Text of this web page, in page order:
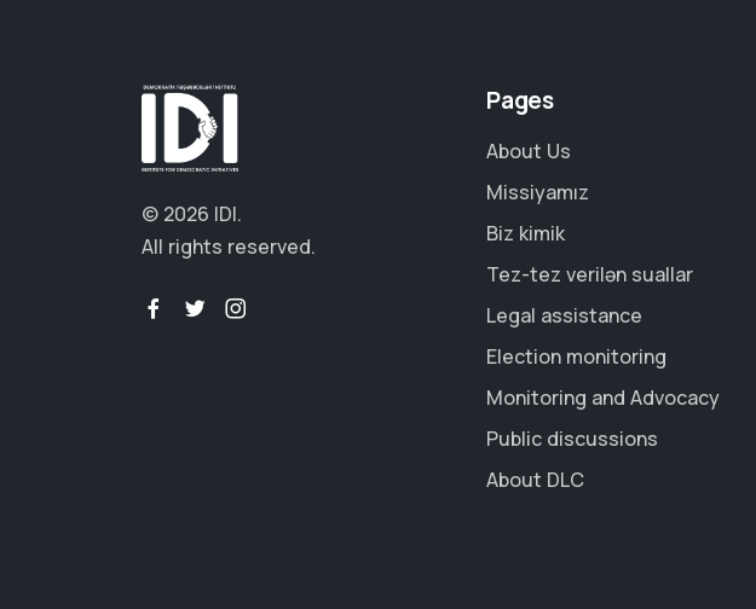
© 2026 IDI.
All rights reserved.
Pages
About Us
Missiyamız
Biz kimik
Tez-tez verilən suallar
Legal assistance
Election monitoring
Monitoring and Advocacy
Public discussions
About DLC